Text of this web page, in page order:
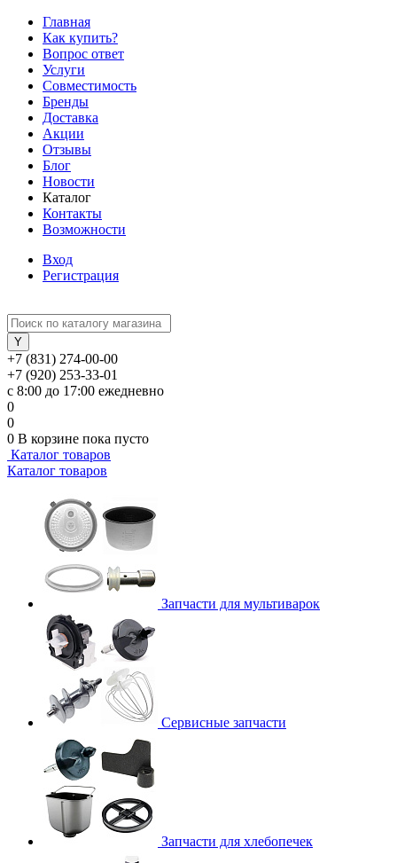
Главная
Как купить?
Вопрос ответ
Услуги
Совместимость
Бренды
Доставка
Акции
Отзывы
Блог
Новости
Каталог
Контакты
Возможности
Вход
Регистрация
+7 (831) 274-00-00
+7 (920) 253-33-01
с 8:00 до 17:00 ежедневно
0
0
0 В корзине пока пусто
Каталог товаров
Каталог товаров
Запчасти для мультиварок
Сервисные запчасти
Запчасти для хлебопечек